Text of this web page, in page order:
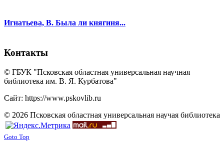
Игнатьева, В. Была ли княгиня...
Контакты
© ГБУК "Псковская областная универсальная научная
библиотека им. В. Я. Курбатова"
Сайт: https://www.pskovlib.ru
© 2026 Псковская областная универсальная научая библиотека
Goto Top